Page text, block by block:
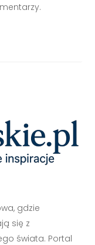
gdzie
się z
świata. Portal